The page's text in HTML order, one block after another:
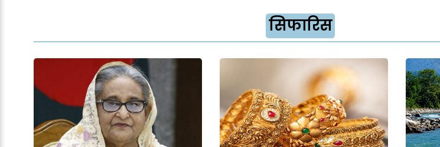
सिफारिस